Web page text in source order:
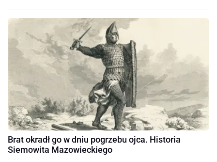
Brat okradł go w dniu pogrzebu ojca. Historia
Siemowita Mazowieckiego